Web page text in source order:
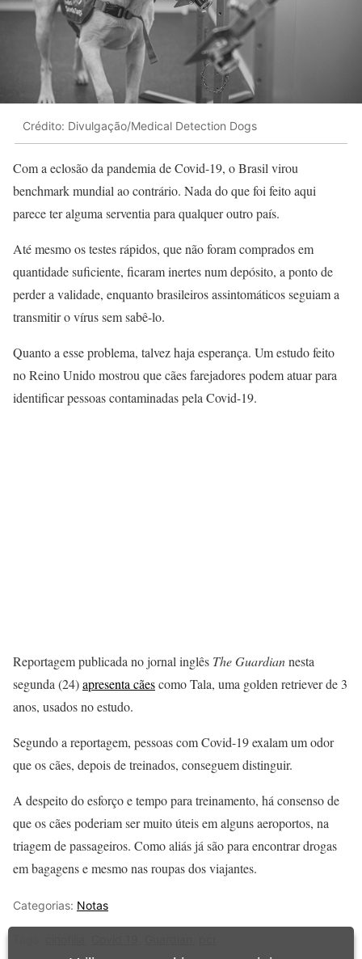
Crédito: Divulgação/Medical Detection Dogs
Com a eclosão da pandemia de Covid-19, o Brasil virou
benchmark mundial ao contrário. Nada do que foi feito aqui
parece ter alguma serventia para qualquer outro país.
Até mesmo os testes rápidos, que não foram comprados em
quantidade suficiente, ficaram inertes num depósito, a ponto de
perder a validade, enquanto brasileiros assintomáticos seguiam a
transmitir o vírus sem sabê-lo.
Quanto a esse problema, talvez haja esperança. Um estudo feito
no Reino Unido mostrou que cães farejadores podem atuar para
identificar pessoas contaminadas pela Covid-19.
Reportagem publicada no jornal inglês The Guardiannesta
segunda (24)apresenta cãescomo Tala, uma golden retriever de 3
anos, usados no estudo.
Segundo a reportagem, pessoas com Covid-19 exalam um odor
que os cães, depois de treinados, conseguem distinguir.
A despeito do esforço e tempo para treinamento, há consenso de
que os cães poderiam ser muito úteis em alguns aeroportos, na
triagem de passageiros. Como aliás já são para encontrar drogas
em bagagens e mesmo nas roupas dos viajantes.
Categorias: Notas